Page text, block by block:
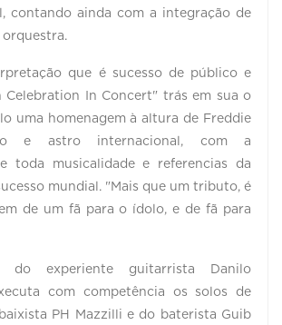
contando ainda com a integração de
orquestra.
que é sucesso de público e
Celebration In Concert" trás em sua o
uma homenagem à altura de Freddie
e astro internacional, com a
toda musicalidade e referencias da
mundial. "Mais que um tributo, é
de um fã para o ídolo, e de fã para
do experiente guitarrista Danilo
com competência os solos de
PH Mazzilli e do baterista Guib